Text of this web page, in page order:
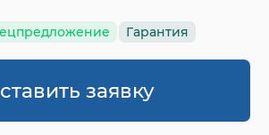
Гарантия
заявку